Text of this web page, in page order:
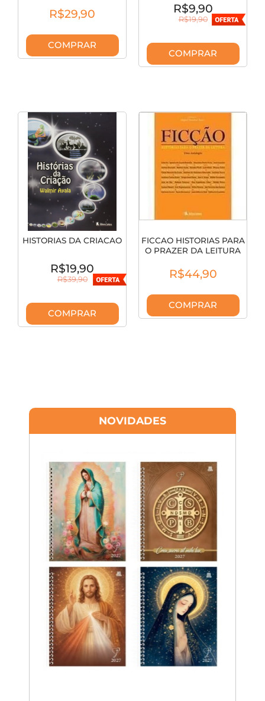
R$29,90
COMPRAR
R$9,90
R$19,90
COMPRAR
HISTORIAS DA CRIACAO
R$19,90
R$39,90
COMPRAR
FICCAO HISTORIAS PARA
O PRAZER DA LEITURA
R$44,90
COMPRAR
NOVIDADES